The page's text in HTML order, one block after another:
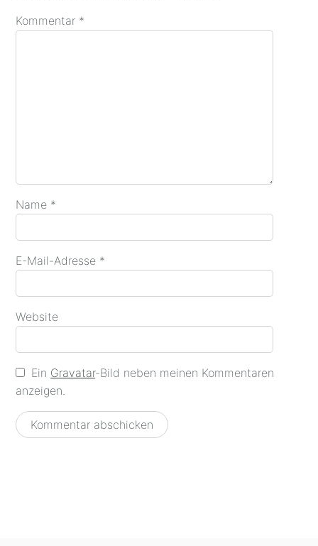
Kommentar *
Name *
E-Mail-Adresse *
Website
Ein Gravatar-Bild neben meinen Kommentaren
anzeigen.